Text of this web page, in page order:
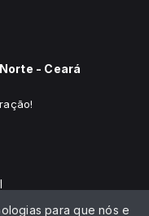
- Ceará
para que nós e